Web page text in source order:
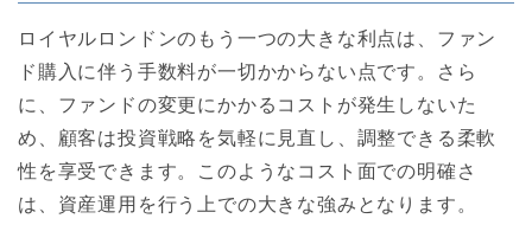
ロイヤルロンドンのもう一つの大きな利点は、ファン
ド購入に伴う手数料が一切かからない点です。さら
に、ファンドの変更にかかるコストが発生しないた
め、顧客は投資戦略を気軽に見直し、調整できる柔軟
性を享受できます。このようなコスト面での明確さ
は、資産運用を行う上での大きな強みとなります。